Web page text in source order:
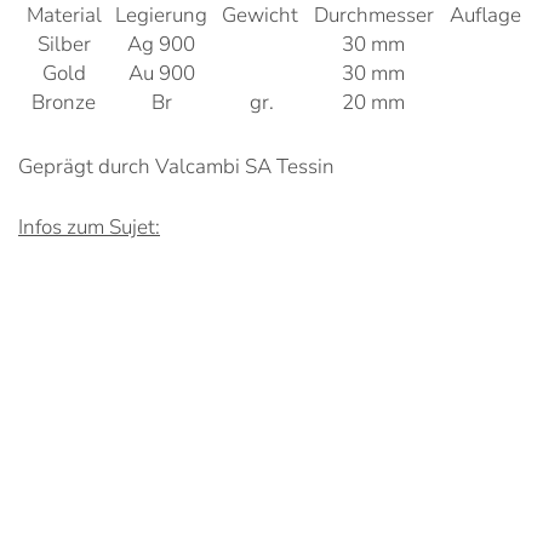
Material Legierung Gewicht Durchmesser Auflage
Silber
Ag 900
30 mm
Gold
Au 900
30 mm
Bronze
Br gr. 20 mm
Geprägt durch Valcambi SA Tessin
Infos zum Sujet: